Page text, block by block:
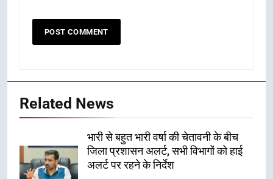
Related News
भारी से बहुत भारी वर्षा की चेतावनी के बीच
जिला प्रशासन अलर्ट, सभी विभागों को हाई
अलर्ट पर रहने के निर्देश